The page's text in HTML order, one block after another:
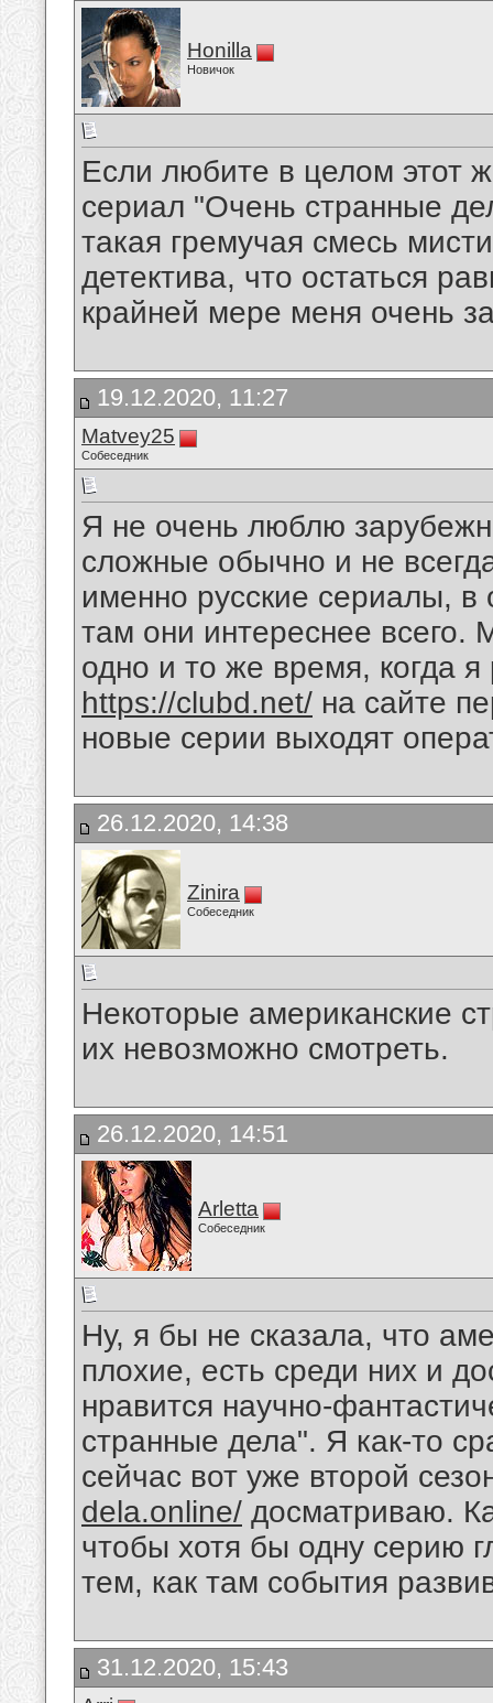
Honilla
Новичок
Если любите в целом этот
сериал "Очень странные
такая гремучая смесь
детектива, что остаться
крайней мере меня очень
19.12.2020, 11:27
Matvey25
Собеседник
Я не очень люблю
сложные обычно и не
именно русские сериалы,
там они интереснее всего.
одно и то же время, когда
https://clubd.net/ на сайте
новые серии выходят
26.12.2020, 14:38
Zinira
Собеседник
Некоторые американские
их невозможно смотреть.
26.12.2020, 14:51
Arletta
Собеседник
Ну, я бы не сказала, что
плохие, есть среди них и
нравится научно-
странные дела". Я как-то
сейчас вот уже второй
dela.online/ досматриваю.
чтобы хотя бы одну серию
тем, как там события
31.12.2020, 15:43